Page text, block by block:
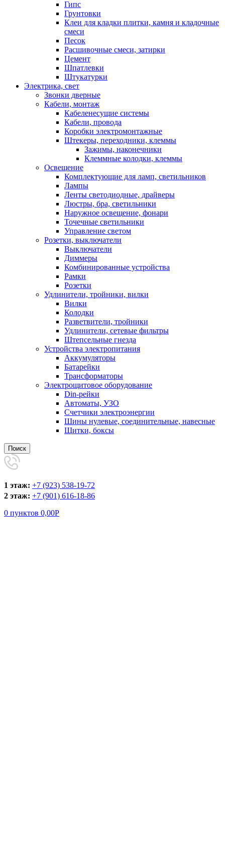
Гипс
Грунтовки
Клеи для кладки плитки, камня и кладочные
смеси
Песок
Расшивочные смеси, затирки
Цемент
Шпатлевки
Штукатурки
Электрика, свет
Звонки дверные
Кабели, монтаж
Кабеленесущие системы
Кабели, провода
Коробки электромонтажные
Штекеры, переходники, клеммы
Зажимы, наконечники
Клеммные колодки, клеммы
Освещение
Комплектующие для ламп, светильников
Лампы
Ленты светодиодные, драйверы
Люстры, бра, светильники
Наружное освещение, фонари
Точечные светильники
Управление светом
Розетки, выключатели
Выключатели
Диммеры
Комбинированные устройства
Рамки
Розетки
Удлинители, тройники, вилки
Вилки
Колодки
Разветвители, тройники
Удлинители, сетевые фильтры
Штепсельные гнезда
Устройства электропитания
Аккумуляторы
Батарейки
Трансформаторы
Электрощитовое оборудование
Din-рейки
Автоматы, УЗО
Счетчики электроэнергии
Шины нулевые, соединительные, навесные
Щитки, боксы
Поиск
1 этаж: +7 (923) 538-19-72
2 этаж: +7 (901) 616-18-86
0 пунктов 0,00Р